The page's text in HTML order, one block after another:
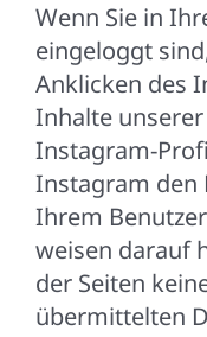
Wenn Sie in
eingeloggt
Anklicken des
Inhalte
Instagram-
Instagram den
Ihrem
weisen darauf
der Seiten
übermittelten